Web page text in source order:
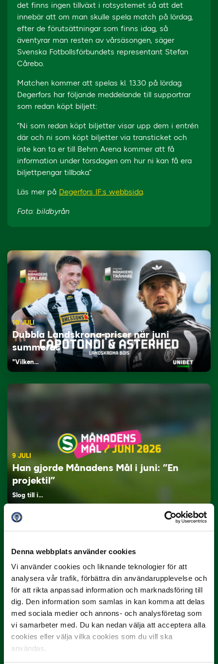
Denna webbplats använder cookies
Vi använder cookies och liknande teknologier för att
analysera vår trafik, förbättra din användarupplevelse och
för att rikta anpassad information och marknadsföring till
dig. Den information som samlas in kan komma att delas
med sociala medier och annons- och analysföretag som
vi samarbeter med. Du kan nedan välja att acceptera alla
cookies eller välja vilka cookies som du vill ska
användas.
det finns ingen tillväxt i rotsystemet så att det
innebär att om man skulle spela match på lördag,
efter de förutsättningar som finns idag, så
äventyrar man resten av vårsäsongen, säger
Svenska Fotbollsförbundets representant Stefan
Cårebo.
Matchen kommer att spelas kl. 13.30 på lördag.
Degerfors har följande meddelande till supportrar
som redan köpt biljett:
”Ni som redan köpt biljetter visar upp dem i entrén
där och ni som köpt biljetter via transticket och
inte kan ta er till Behrn Arena kommer att få
information under torsdagen om hur ni kan få era
biljettpengar tillbaka.”
Läs mer på Degerfors IF:s webbsida.
Foto: bildbyrån
10 JULI
Dubbla Landskrona-priser när juni
summeras
"Vilken…
9 JULI
Han gjorde Månadens Mål i juni: ”En
projektil”
Slog till i…
3 JULI
Rösta på Månadens Spelare i juni
Yttrar gör…